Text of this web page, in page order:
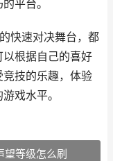
平台。
快速对决舞台，都
根据自己的喜好
技的乐趣，体验
戏水平。
望等级怎么刷